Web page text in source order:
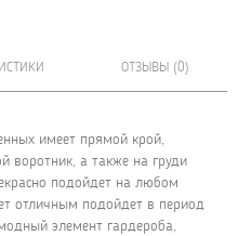
ОТЗЫВЫ (0)
имеет прямой крой,
воротник, а также на груди
подойдет на любом
отличным подойдет в период
элемент гардероба,